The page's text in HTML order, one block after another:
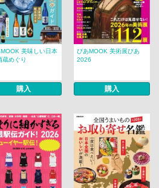
美味しい日本
蔵めぐり
購入
ぴあMOOK 美術展ぴあ
2026
購入